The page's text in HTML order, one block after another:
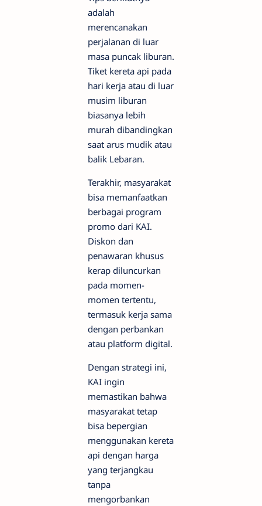
adalah
merencanakan
perjalanan di luar
masa puncak liburan.
Tiket kereta api pada
hari kerja atau di luar
musim liburan
biasanya lebih
murah dibandingkan
saat arus mudik atau
balik Lebaran.
Terakhir, masyarakat
bisa memanfaatkan
berbagai program
promo dari KAI.
Diskon dan
penawaran khusus
kerap diluncurkan
pada momen-
momen tertentu,
termasuk kerja sama
dengan perbankan
atau platform digital.
Dengan strategi ini,
KAI ingin
memastikan bahwa
masyarakat tetap
bisa bepergian
menggunakan kereta
api dengan harga
yang terjangkau
tanpa
mengorbankan